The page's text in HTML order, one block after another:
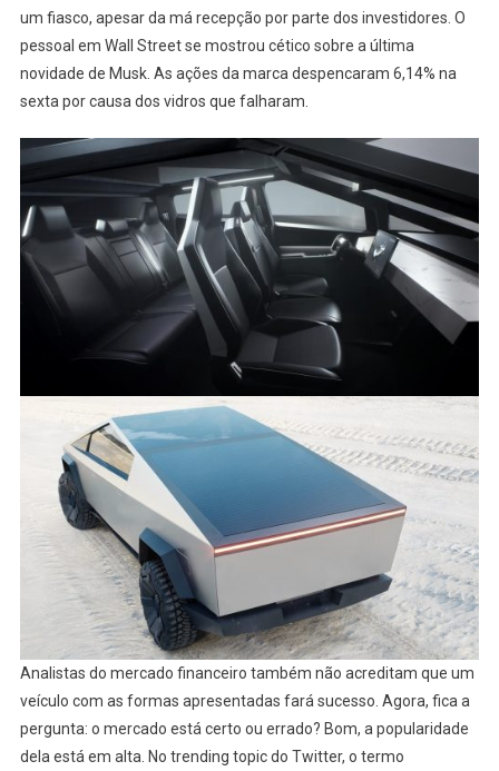
um fiasco, apesar da má recepção por parte dos investidores. O
pessoal em Wall Street se mostrou cético sobre a última
novidade de Musk. As ações da marca despencaram 6,14% na
sexta por causa dos vidros que falharam.
Analistas do mercado financeiro também não acreditam que um
veículo com as formas apresentadas fará sucesso. Agora, fica a
pergunta: o mercado está certo ou errado? Bom, a popularidade
dela está em alta. No trending topic do Twitter, o termo